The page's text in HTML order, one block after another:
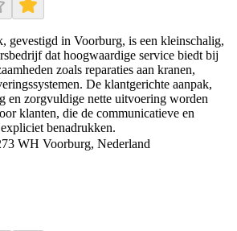
gevestigd in Voorburg, is een kleinschalig,
dat hoogwaardige service biedt bij
zoals reparaties aan kranen,
De klantgerichte aanpak,
en zorgvuldige nette uitvoering worden
klanten, die de communicatieve en
benadrukken.
WH Voorburg, Nederland